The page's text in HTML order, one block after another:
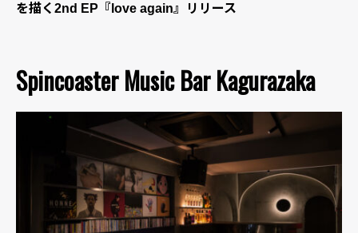
を描く2nd EP『love again』リリース
Spincoaster Music Bar Kagurazaka